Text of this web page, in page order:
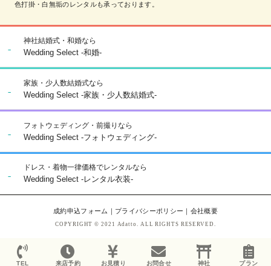
色打掛・白無垢のレンタルも承っております。
神社結婚式・和婚なら
Wedding Select -和婚-
家族・少人数結婚式なら
Wedding Select -家族・少人数結婚式-
フォトウェディング・前撮りなら
Wedding Select -フォトウェディング-
ドレス・着物一律価格でレンタルなら
Wedding Select -レンタル衣装-
成約申込フォーム ｜ プライバシーポリシー ｜ 会社概要
COPYRIGHT © 2021 Adatto. ALL RIGHTS RESERVED.
TEL 来店予約 お見積り お問合せ 神社 プラン